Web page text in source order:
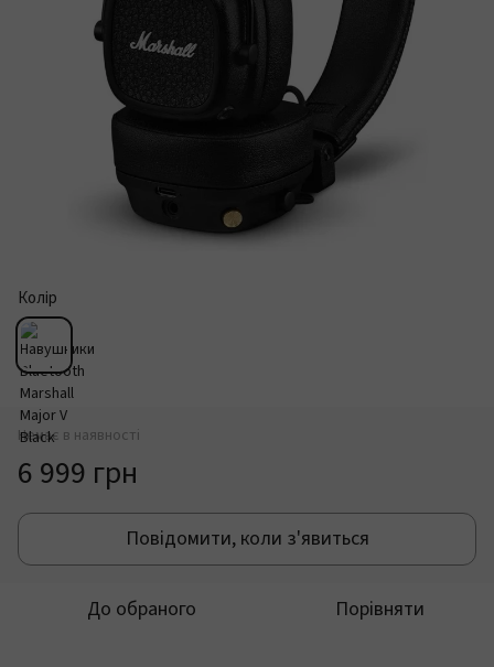
Колір
Немає в наявності
6 999 грн
Повідомити, коли з'явиться
До обраного Порівняти